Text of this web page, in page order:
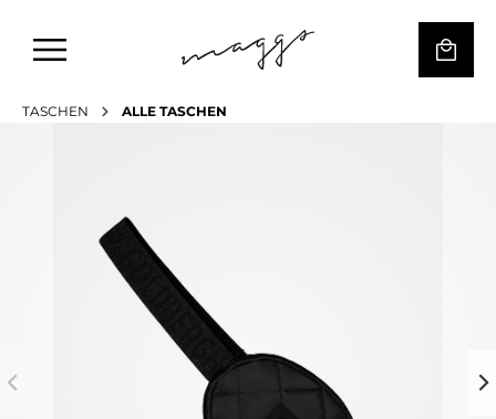
TASCHEN ALLE TASCHEN